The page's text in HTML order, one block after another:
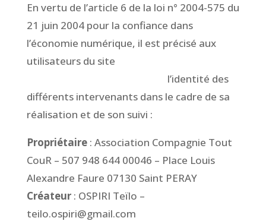
En vertu de l’article 6 de la loi n° 2004-575 du
21 juin 2004 pour la confiance dans
l’économie numérique, il est précisé aux
utilisateurs du site
l’identité des
différents intervenants dans le cadre de sa
réalisation et de son suivi :
Propriétaire: Association Compagnie Tout
CouR – 507 948 644 00046 – Place Louis
Alexandre Faure 07130 Saint PERAY
Créateur: OSPIRI Teïlo –
teilo.ospiri@gmail.com